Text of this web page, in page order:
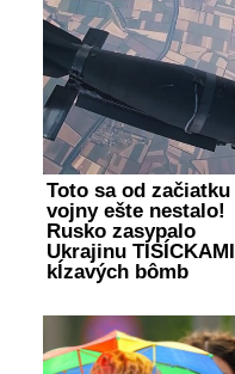
Toto sa od začiatku
vojny ešte nestalo!
Rusko zasypalo
Ukrajinu TISÍCKAMI
kĺzavých bômb